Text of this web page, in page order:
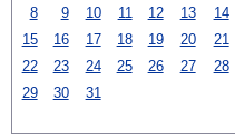
8
9 10 11 12 13
14
15
16 17 18 19 20
21
22
23 24 25 26 27
28
29
30 31